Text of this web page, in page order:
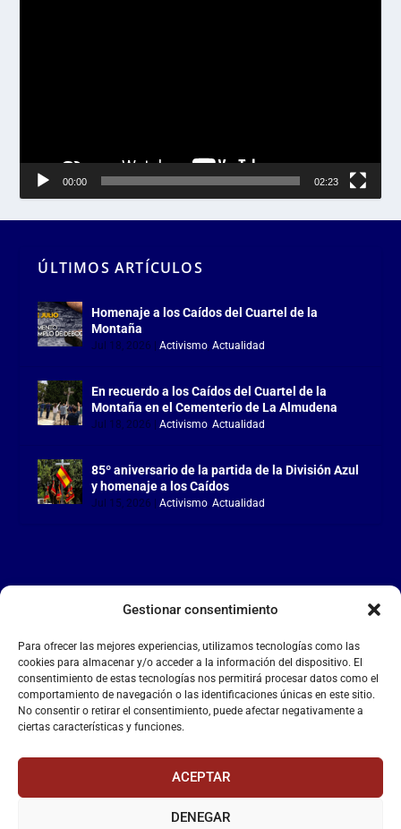
Gestionar consentimiento
Para ofrecer las mejores experiencias, utilizamos tecnologías como las
cookies para almacenar y/o acceder a la información del dispositivo. El
consentimiento de estas tecnologías nos permitirá procesar datos como el
comportamiento de navegación o las identificaciones únicas en este sitio.
No consentir o retirar el consentimiento, puede afectar negativamente a
ciertas características y funciones.
ACEPTAR
DENEGAR
00:00 02:23
ÚLTIMOS ARTÍCULOS
Homenaje a los Caídos del Cuartel de la
Montaña
Jul 18, 2026 |Activismo ,Actualidad
En recuerdo a los Caídos del Cuartel de la
Montaña en el Cementerio de La Almudena
Jul 18, 2026 |Activismo ,Actualidad
85º aniversario de la partida de la División Azul
y homenaje a los Caídos
Jul 15, 2026 |Activismo ,Actualidad
LA FALANGE
Reproductor
de
vídeo